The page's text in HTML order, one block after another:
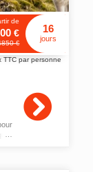
de
€
€
16
jours
TTC par personne